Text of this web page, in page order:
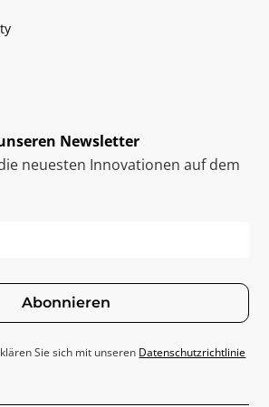
Newsletter
neuesten Innovationen auf dem
Abonnieren
Sie sich mit unseren Datenschutzrichtlinie